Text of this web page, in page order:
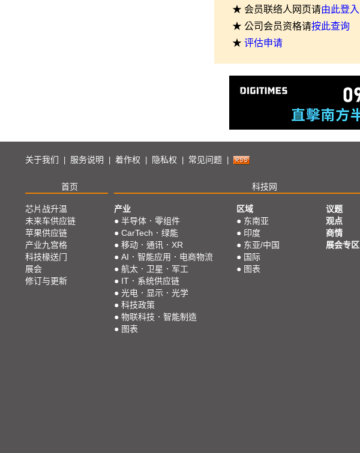
★ 会员联络人网页请由此登入
★ 公司会员资格请按此查询
★ 评估申请
关于我们 服务说明 着作权 隐私权 常见问题
首页 科技网
芯片战升温
未来车供应链
苹果供应链
产业九宫格
科技椽送门
展会
修订与更新
产业
● 半导体．零组件
● CarTech．绿能
● 移动．通讯．XR
● AI．智能应用．电商物流
● 航太．卫星．军工
● IT．系统供应链
● 光电．显示．光学
● 科技政策
● 物联科技．智能制造
● 图表
区域
● 东南亚
● 印度
● 东亚/中国
● 国际
● 图表
议题
观点
商情
展会专区